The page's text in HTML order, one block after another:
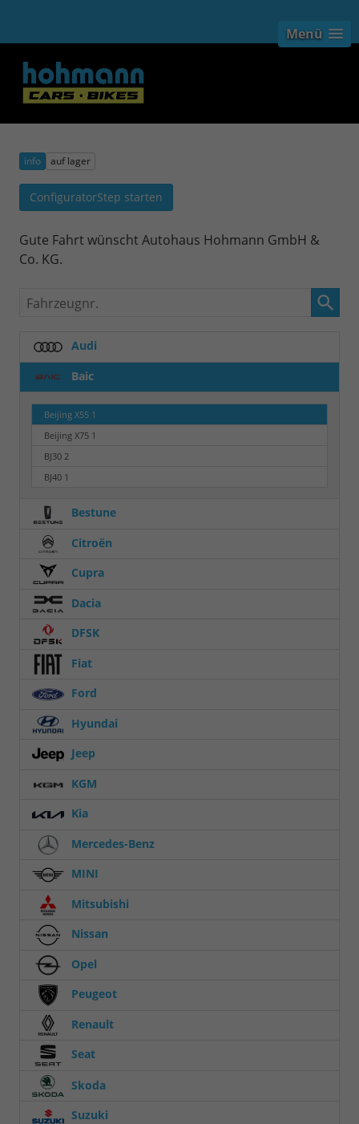
Menü
info auf lager
ConfiguratorStep starten
Gute Fahrt wünscht Autohaus Hohmann GmbH &
Co. KG.
Fahrzeugnr.
Audi
Baic
Beijing X55 1
Beijing X75 1
BJ30 2
BJ40 1
Bestune
Citroën
Cupra
Dacia
DFSK
Fiat
Ford
Hyundai
Jeep
KGM
Kia
Mercedes-Benz
MINI
Mitsubishi
Nissan
Opel
Peugeot
Renault
Seat
Skoda
Suzuki